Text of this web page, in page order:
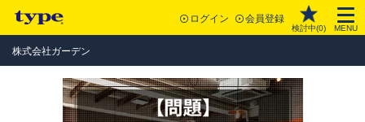
ログイン 会員登録
検討中(0) MENU
株式会社ガーデン